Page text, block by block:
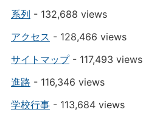
系列 - 132,688 views
アクセス - 128,466 views
サイトマップ- 117,493 views
進路 - 116,346 views
学校行事- 113,684 views